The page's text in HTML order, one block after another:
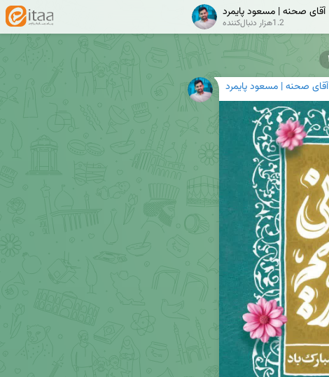
آقای صحنه | مسعود پایمرد
1.2هزار دنبال‌کننده
آقای صحنه | مسعود پایمرد